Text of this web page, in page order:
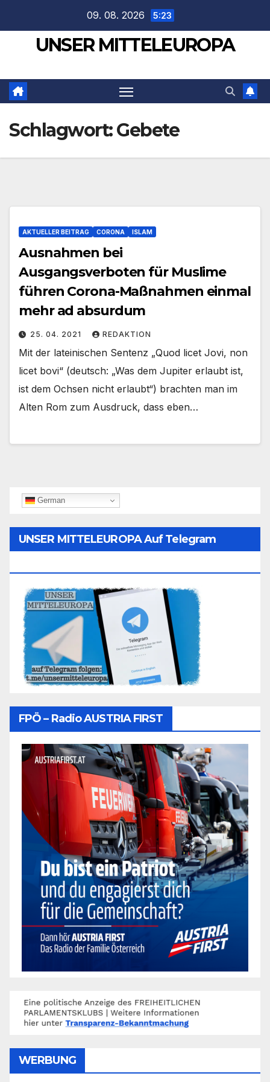
springen
09. 08. 2026 5:23
UNSER MITTELEUROPA
Schlagwort:Gebete
AKTUELLER BEITRAG CORONA ISLAM
Ausnahmen bei
Ausgangsverboten für Muslime
führen Corona-Maßnahmen einmal
mehr ad absurdum
25. 04. 2021 REDAKTION
Mit der lateinischen Sentenz „Quod licet Jovi, non
licet bovi“ (deutsch: „Was dem Jupiter erlaubt ist,
ist dem Ochsen nicht erlaubt“) brachten man im
Alten Rom zum Ausdruck, dass eben…
German
UNSER MITTELEUROPA Auf Telegram
FPÖ – Radio AUSTRIA FIRST
WERBUNG